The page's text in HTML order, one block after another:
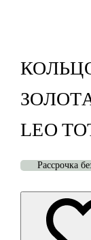
LEO
Рассрочка